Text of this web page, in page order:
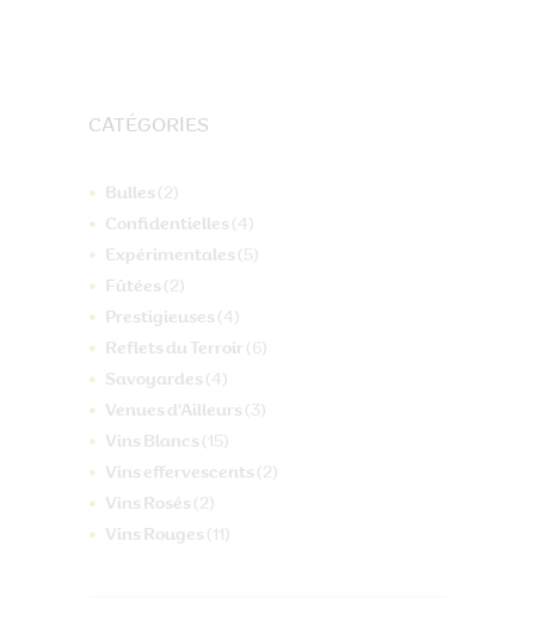
CATÉGORIES
Bulles (2)
Confidentielles (4)
Expérimentales (5)
Fûtées (2)
Prestigieuses (4)
Reflets du Terroir (6)
Savoyardes (4)
Venues d'Ailleurs (3)
Vins Blancs (15)
Vins effervescents (2)
Vins Rosés (2)
Vins Rouges (11)